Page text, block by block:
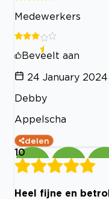
Medewerkers
Beveelt aan
24 January 2024
Debby
Appelscha
delen
10
Heel fijne en